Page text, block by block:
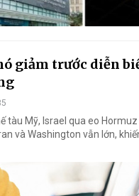
giảm trước diễn
tàu Mỹ, Israel qua eo
và Washington vẫn lớn,